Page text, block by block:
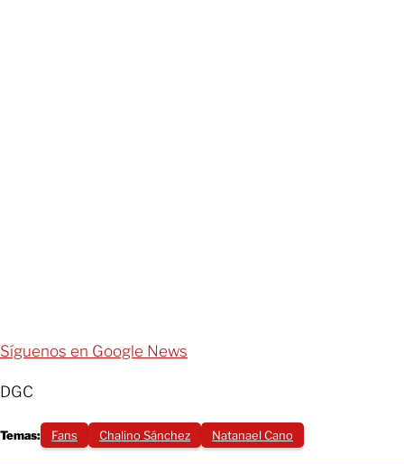
Síguenos en Google News
DGC
Temas: Fans Chalino Sánchez Natanael Cano